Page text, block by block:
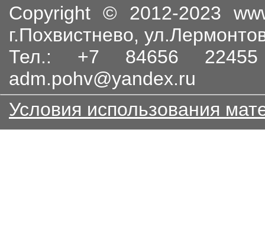
Copyright © 2012-2023
г.Похвистнево,
Тел.: +7 84656
adm.pohv@yandex.ru
Условия использования